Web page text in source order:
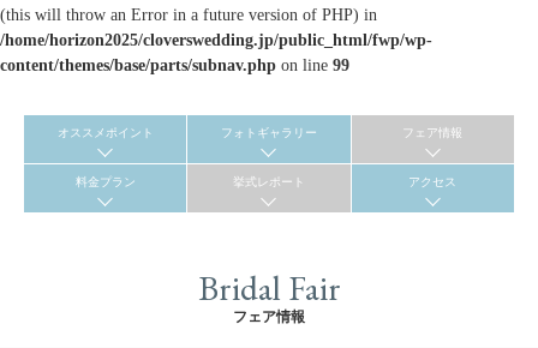
(this will throw an Error in a future version of PHP) in
/home/horizon2025/cloverswedding.jp/public_html/fwp/wp-
content/themes/base/parts/subnav.php on line 99
オススメポイント フォトギャラリー フェア情報
料金プラン 挙式レポート アクセス
Bridal Fair
フェア情報